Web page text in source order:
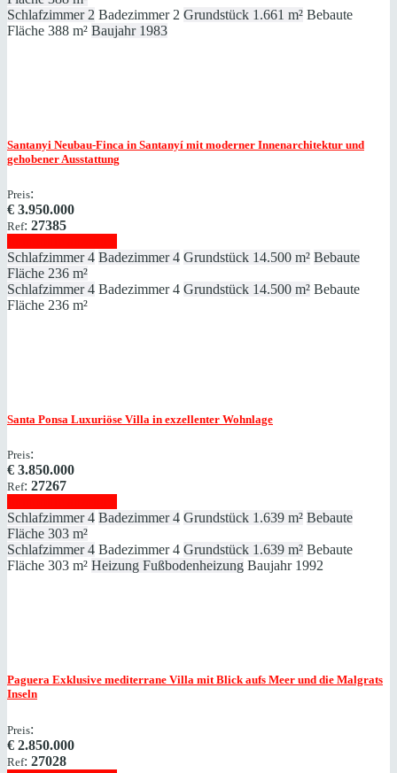
Schlafzimmer 2 Badezimmer 2 Grundstück 1.661 m² Bebaute
Fläche 388 m² Baujahr 1983
Santanyi Neubau-Finca in Santanyí mit moderner Innenarchitektur und
gehobener Ausstattung
Preis:
€ 3.950.000
Ref: 27385
Schlafzimmer 4 Badezimmer 4 Grundstück 14.500 m² Bebaute
Fläche 236 m²
Schlafzimmer 4 Badezimmer 4 Grundstück 14.500 m² Bebaute
Fläche 236 m²
Santa Ponsa Luxuriöse Villa in exzellenter Wohnlage
Preis:
€ 3.850.000
Ref: 27267
Schlafzimmer 4 Badezimmer 4 Grundstück 1.639 m² Bebaute
Fläche 303 m²
Schlafzimmer 4 Badezimmer 4 Grundstück 1.639 m² Bebaute
Fläche 303 m² Heizung Fußbodenheizung Baujahr 1992
Paguera Exklusive mediterrane Villa mit Blick aufs Meer und die Malgrats
Inseln
Preis:
€ 2.850.000
Ref: 27028